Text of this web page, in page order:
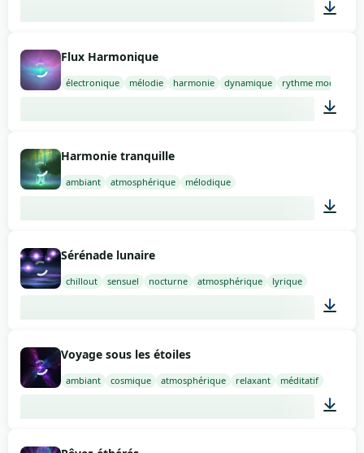
Flux Harmonique
électronique mélodie harmonie dynamique rythme modéré
Harmonie tranquille
ambiant atmosphérique mélodique
Sérénade lunaire
chillout sensuel nocturne atmosphérique lyrique
Voyage sous les étoiles
ambiant cosmique atmosphérique relaxant méditatif